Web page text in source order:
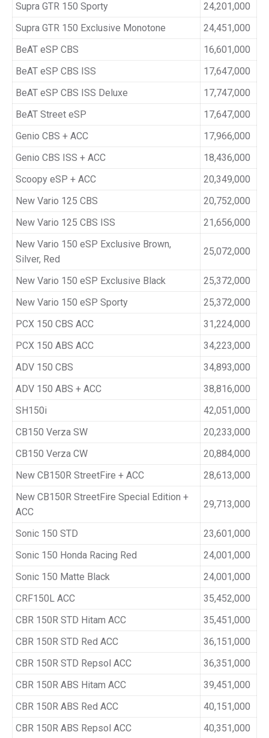
Supra GTR 150 Sporty
24,201,000
Supra GTR 150 Exclusive Monotone
24,451,000
BeAT eSP CBS
16,601,000
BeAT eSP CBS ISS
17,647,000
BeAT eSP CBS ISS Deluxe
17,747,000
BeAT Street eSP
17,647,000
Genio CBS + ACC
17,966,000
Genio CBS ISS + ACC
18,436,000
Scoopy eSP + ACC
20,349,000
New Vario 125 CBS
20,752,000
New Vario 125 CBS ISS
21,656,000
New Vario 150 eSP Exclusive Brown,
Silver, Red
25,072,000
New Vario 150 eSP Exclusive Black
25,372,000
New Vario 150 eSP Sporty
25,372,000
PCX 150 CBS ACC
31,224,000
PCX 150 ABS ACC
34,223,000
ADV 150 CBS
34,893,000
ADV 150 ABS + ACC
38,816,000
SH150i
42,051,000
CB150 Verza SW
20,233,000
CB150 Verza CW
20,884,000
New CB150R StreetFire + ACC
28,613,000
New CB150R StreetFire Special Edition +
ACC
29,713,000
Sonic 150 STD
23,601,000
Sonic 150 Honda Racing Red
24,001,000
Sonic 150 Matte Black
24,001,000
CRF150L ACC
35,452,000
CBR 150R STD Hitam ACC
35,451,000
CBR 150R STD Red ACC
36,151,000
CBR 150R STD Repsol ACC
36,351,000
CBR 150R ABS Hitam ACC
39,451,000
CBR 150R ABS Red ACC
40,151,000
CBR 150R ABS Repsol ACC
40,351,000